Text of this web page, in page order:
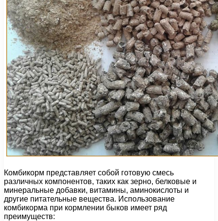
Комбикорм представляет собой готовую смесь
различных компонентов, таких как зерно, белковые и
минеральные добавки, витамины, аминокислоты и
другие питательные вещества. Использование
комбикорма при кормлении быков имеет ряд
преимуществ: